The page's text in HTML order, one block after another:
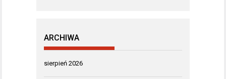
ARCHIWA
sierpień 2026